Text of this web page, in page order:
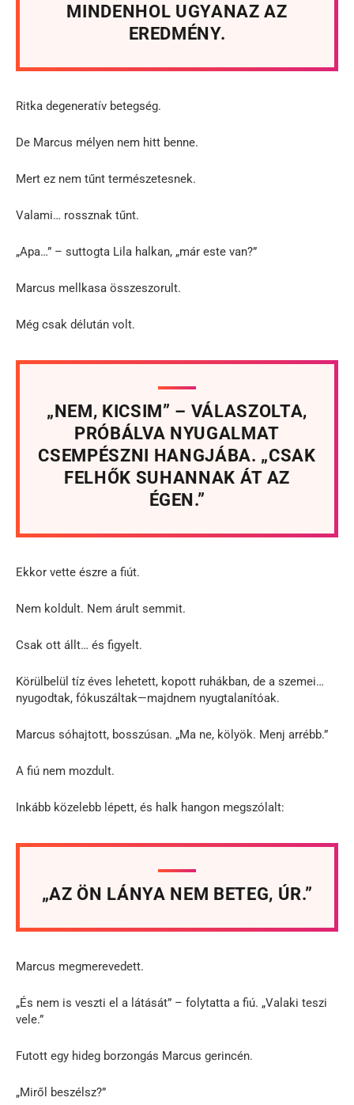
MINDENHOL UGYANAZ AZ
EREDMÉNY.
Ritka degeneratív betegség.
De Marcus mélyen nem hitt benne.
Mert ez nem tűnt természetesnek.
Valami… rossznak tűnt.
„Apa…” – suttogta Lila halkan, „már este van?”
Marcus mellkasa összeszorult.
Még csak délután volt.
„NEM, KICSIM” – VÁLASZOLTA,
PRÓBÁLVA NYUGALMAT
CSEMPÉSZNI HANGJÁBA. „CSAK
FELHŐK SUHANNAK ÁT AZ
ÉGEN.”
Ekkor vette észre a fiút.
Nem koldult. Nem árult semmit.
Csak ott állt… és figyelt.
Körülbelül tíz éves lehetett, kopott ruhákban, de a szemei…
nyugodtak, fókuszáltak—majdnem nyugtalanítóak.
Marcus sóhajtott, bosszúsan. „Ma ne, kölyök. Menj arrébb.”
A fiú nem mozdult.
Inkább közelebb lépett, és halk hangon megszólalt:
„AZ ÖN LÁNYA NEM BETEG, ÚR.”
Marcus megmerevedett.
„És nem is veszti el a látását” – folytatta a fiú. „Valaki teszi
vele.”
Futott egy hideg borzongás Marcus gerincén.
„Miről beszélsz?”